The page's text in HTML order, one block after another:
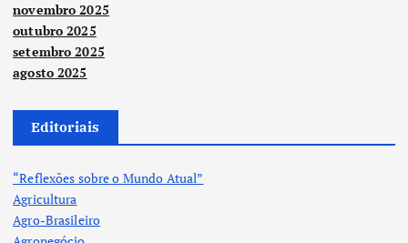
novembro 2025
outubro 2025
setembro 2025
agosto 2025
Editoriais
“Reflexões sobre o Mundo Atual”
Agricultura
Agro-Brasileiro